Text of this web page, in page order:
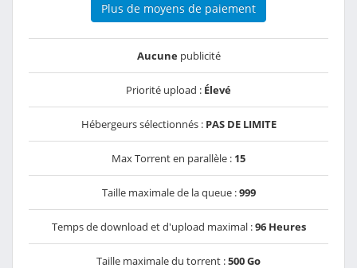
Plus de moyens de paiement
Aucunepublicité
Priorité upload : Élevé
Hébergeurs sélectionnés : PAS DE LIMITE
Max Torrent en parallèle : 15
Taille maximale de la queue :999
Temps de download et d'upload maximal :96 Heures
Taille maximale du torrent :500 Go